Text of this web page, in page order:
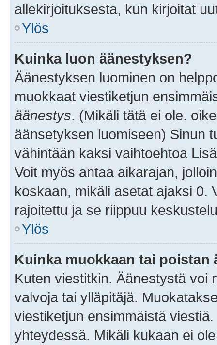
allekirjoituksesta, kun kirjoitat
Ylös
Kuinka luon äänestyksen?
Äänestyksen luominen on
muokkaat viestiketjun
äänestys. (Mikäli tätä ei ole.
äänsetyksen luomiseen) Sinun
vähintään kaksi vaihtoehtoa
Voit myös antaa aikarajan,
koskaan, mikäli asetat ajaksi 0.
rajoitettu ja se riippuu
Ylös
Kuinka muokkaan tai poistan
Kuten viestitkin. Äänestystä voi
valvoja tai ylläpitäjä.
viestiketjun ensimmäistä
yhteydessä. Mikäli kukaan ei